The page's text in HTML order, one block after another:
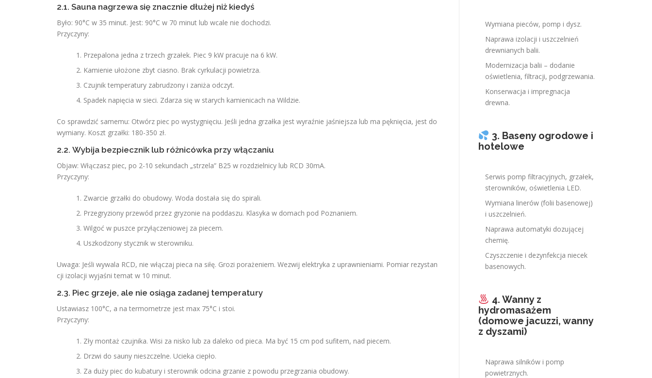
2.1. Sauna nagrzewa się znacznie dłużej niż kiedyś
Było: 90°C w 35 minut. Jest: 90°C w 70 minut lub wcale nie dochodzi.
Przyczyny:
Przepalona jedna z trzech grzałek. Piec 9 kW pracuje na 6 kW.
Kamienie ułożone zbyt ciasno. Brak cyrkulacji powietrza.
Czujnik temperatury zabrudzony i zaniża odczyt.
Spadek napięcia w sieci. Zdarza się w starych kamienicach na Wildzie.
Co sprawdzić samemu: Otwórz piec po wystygnięciu. Jeśli jedna grzałka jest wyraźnie jaśniejsza lub ma pęknięcia, jest do
wymiany. Koszt grzałki: 180-350 zł.
2.2. Wybija bezpiecznik lub różnicówka przy włączaniu
Objaw: Włączasz piec, po 2-10 sekundach „strzela” B25 w rozdzielnicy lub RCD 30mA.
Przyczyny:
Zwarcie grzałki do obudowy. Woda dostała się do spirali.
Przegryziony przewód przez gryzonie na poddaszu. Klasyka w domach pod Poznaniem.
Wilgoć w puszce przyłączeniowej za piecem.
Uszkodzony stycznik w sterowniku.
Uwaga: Jeśli wywala RCD, nie włączaj pieca na siłę. Grozi porażeniem. Wezwij elektryka z uprawnieniami. Pomiar rezystan
cji izolacji wyjaśni temat w 10 minut.
2.3. Piec grzeje, ale nie osiąga zadanej temperatury
Ustawiasz 100°C, a na termometrze jest max 75°C i stoi.
Przyczyny:
Zły montaż czujnika. Wisi za nisko lub za daleko od pieca. Ma być 15 cm pod sufitem, nad piecem.
Drzwi do sauny nieszczelne. Ucieka ciepło.
Za duży piec do kubatury i sterownik odcina grzanie z powodu przegrzania obudowy.
Wymiana pieców, pomp i dysz.
Naprawa izolacji i uszczelnień
drewnianych balii.
Modernizacja balii – dodanie
oświetlenia, filtracji, podgrzewania.
Konserwacja i impregnacja
drewna.
3. Baseny ogrodowe i
hotelowe
Serwis pomp filtracyjnych, grzałek,
sterowników, oświetlenia LED.
Wymiana linerów (folii basenowej)
i uszczelnień.
Naprawa automatyki dozującej
chemię.
Czyszczenie i dezynfekcja niecek
basenowych.
4. Wanny z
hydromasażem
(domowe jacuzzi, wanny
z dyszami)
Naprawa silników i pomp
powietrznych.